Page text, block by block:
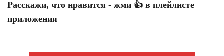
Расскажи, что нравится - жми 👍 в плейлисте
приложения